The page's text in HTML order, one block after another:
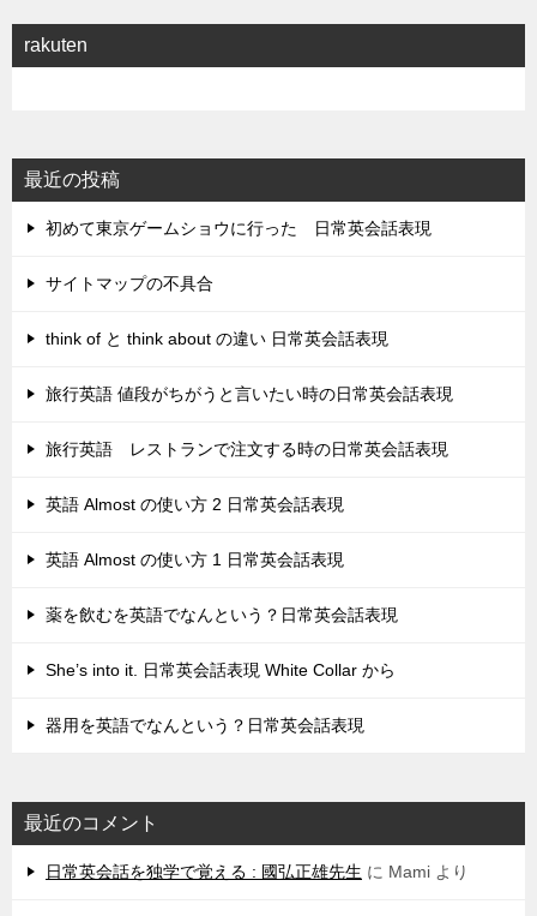
rakuten
最近の投稿
初めて東京ゲームショウに行った 日常英会話表現
サイトマップの不具合
think of と think about の違い 日常英会話表現
旅行英語 値段がちがうと言いたい時の日常英会話表現
旅行英語 レストランで注文する時の日常英会話表現
英語 Almost の使い方 2 日常英会話表現
英語 Almost の使い方 1 日常英会話表現
薬を飲むを英語でなんという？日常英会話表現
She’s into it. 日常英会話表現 White Collar から
器用を英語でなんという？日常英会話表現
最近のコメント
日常英会話を独学で覚える : 國弘正雄先生 に Mami より